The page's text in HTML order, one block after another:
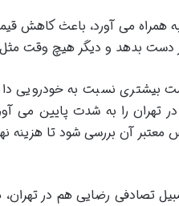
همراه می آورد، باعث کاهش
دست بدهد و دیگر هیچ وقت
بیشتری نسبت به خودرویی
را به شدت پایین می
آن بررسی شود تا هزینه
تصادفی رضایی هم در